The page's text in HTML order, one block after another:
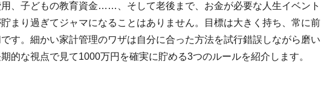
、子どもの教育資金……、そして老後まで、お金が必要な人生イベント
まり過ぎてジャマになることはありません。目標は大きく持ち、常に前
す。細かい家計管理のワザは自分に合った方法を試行錯誤しながら磨い
的な視点で見て1000万円を確実に貯める3つのルールを紹介します。